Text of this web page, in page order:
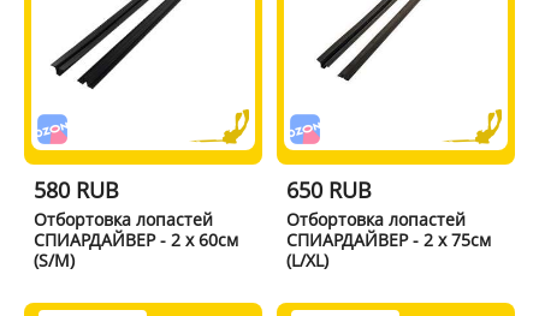
580 RUB
Отбортовка лопастей
СПИАРДАЙВЕР - 2 x 60см
(S/M)
650 RUB
Отбортовка лопастей
СПИАРДАЙВЕР - 2 x 75см
(L/XL)